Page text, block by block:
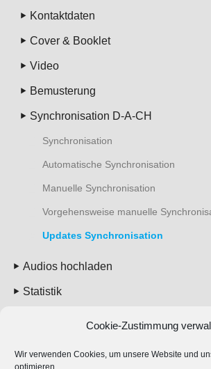
Cookie-Zustimmung
Wir verwenden Cookies, um unsere Website und
optimieren.
Kontaktdaten
Cover & Booklet
Video
Bemusterung
Synchronisation D-A-CH
Synchronisation
Automatische Synchronisation
Manuelle Synchronisation
Vorgehensweise manuelle
Updates Synchronisation
Audios hochladen
Statistik
Account